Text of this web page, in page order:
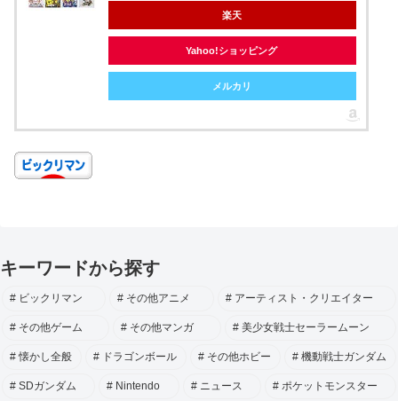
楽天
Yahoo!ショッピング
メルカリ
キーワードから探す
ビックリマン その他アニメ アーティスト・クリエイター
その他ゲーム その他マンガ 美少女戦士セーラームーン
懐かし全般 ドラゴンボール その他ホビー 機動戦士ガンダム
SDガンダム Nintendo ニュース ポケットモンスター